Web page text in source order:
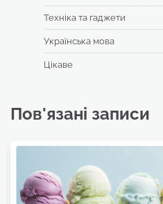
Техніка та гаджети
Українська мова
Цікаве
Пов'язані записи